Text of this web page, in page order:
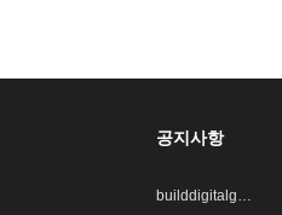
공지사항
builddigitalg…